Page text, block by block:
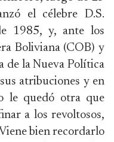
el célebre D.S.
1985, y, ante los
Boliviana (COB) y
de la Nueva Política
atribuciones y en
le quedó otra que
a los revoltosos,
bien recordarlo